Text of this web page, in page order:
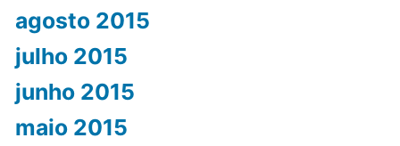
agosto 2015
julho 2015
junho 2015
maio 2015